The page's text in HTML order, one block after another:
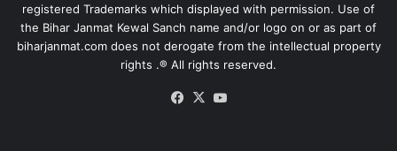
registered Trademarks which displayed with permission. Use of
the Bihar Janmat Kewal Sanch name and/or logo on or as part of
biharjanmat.com does not derogate from the intellectual property
rights .® All rights reserved.
Facebook
X